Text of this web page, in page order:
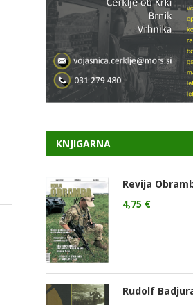
KNJIGARNA
Revija
4,75 €
Rudolf